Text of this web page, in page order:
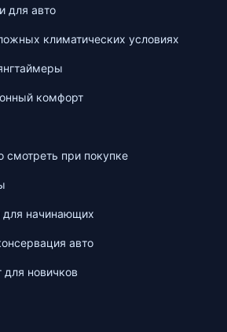
для авто
климатических условиях
комфорт
смотреть при покупке
для начинающих
авто
для новичков